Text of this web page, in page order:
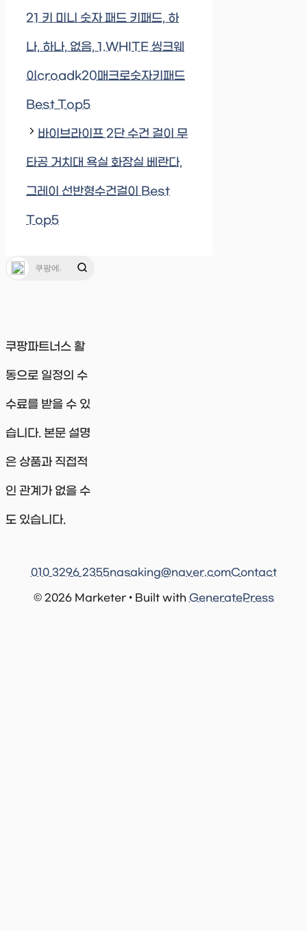
21 키 미니 숫자 패드 키패드, 하
나, 하나, 없음, 1.WHITE 씽크웨
이croadk20매크로숫자키패드
Best Top5
바이브라이프 2단 수건 걸이 무
타공 거치대 욕실 화장실 베란다,
그레이 선반형수건걸이 Best
Top5
쿠팡파트너스 활
동으로 일정의 수
수료를 받을 수 있
습니다. 본문 설명
은 상품과 직접적
인 관계가 없을 수
도 있습니다.
© 2026 Marketer • Built with GeneratePress
010 3296 2355nasaking@naver.comContact